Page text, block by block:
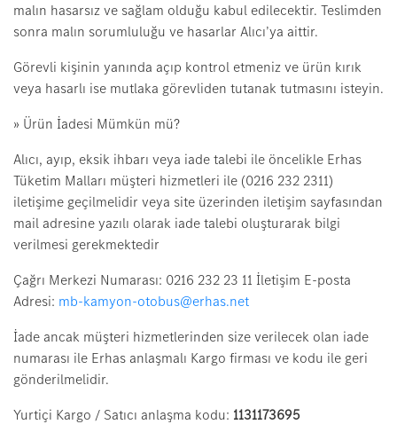
malın hasarsız ve sağlam olduğu kabul edilecektir. Teslimden
sonra malın sorumluluğu ve hasarlar Alıcı’ya aittir.
Görevli kişinin yanında açıp kontrol etmeniz ve ürün kırık
veya hasarlı ise mutlaka görevliden tutanak tutmasını isteyin.
» Ürün İadesi Mümkün mü?
Alıcı, ayıp, eksik ihbarı veya iade talebi ile öncelikle Erhas
Tüketim Malları müşteri hizmetleri ile (0216 232 2311)
iletişime geçilmelidir veya site üzerinden iletişim sayfasından
mail adresine yazılı olarak iade talebi oluşturarak bilgi
verilmesi gerekmektedir
Çağrı Merkezi Numarası: 0216 232 23 11 İletişim E-posta
Adresi: mb-kamyon-otobus@erhas.net
İade ancak müşteri hizmetlerinden size verilecek olan iade
numarası ile Erhas anlaşmalı Kargo firması ve kodu ile geri
gönderilmelidir.
Yurtiçi Kargo / Satıcı anlaşma kodu: 1131173695